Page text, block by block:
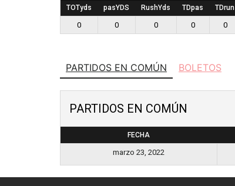
TOTyds pasYDS RushYds TDpas TDrun
0 0 0 0 0
PARTIDOS EN COMÚN BOLETOS
PARTIDOS EN COMÚN
FECHA
marzo 23, 2022